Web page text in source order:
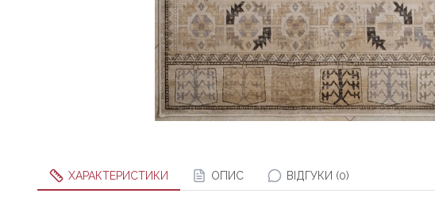
ХАРАКТЕРИСТИКИ ОПИС ВІДГУКИ (0)